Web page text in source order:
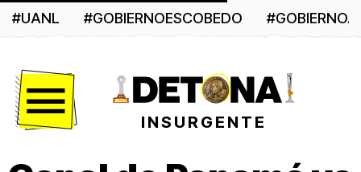
#UANL #GOBIERNOESCOBEDO
INSURGENTE